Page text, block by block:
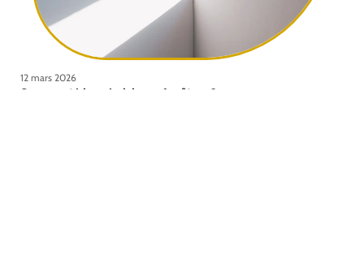
12 mars 2026
Comment bien choisir ses fenêtres ?